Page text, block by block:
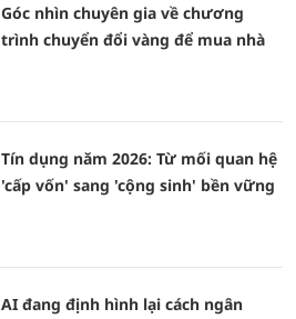
Góc nhìn chuyên gia về chương
trình chuyển đổi vàng để mua nhà
Tín dụng năm 2026: Từ mối quan hệ
'cấp vốn' sang 'cộng sinh' bền vững
AI đang định hình lại cách ngân